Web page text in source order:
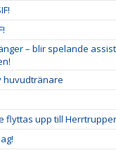
– blir spelande
huvudtränare
flyttas upp till